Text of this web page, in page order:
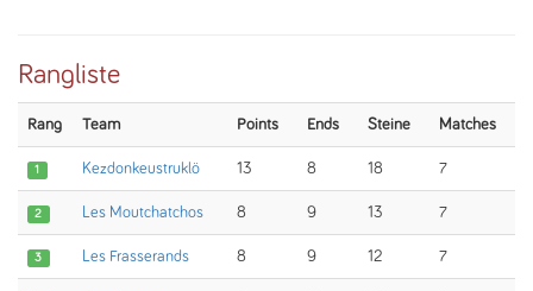
Rangliste
Rang Team Points Ends Steine Matches
1 Kezdonkeustruklö 13 8 18 7
2 Les Moutchatchos 8 9 13 7
3 Les Frasserands 8 9 12 7